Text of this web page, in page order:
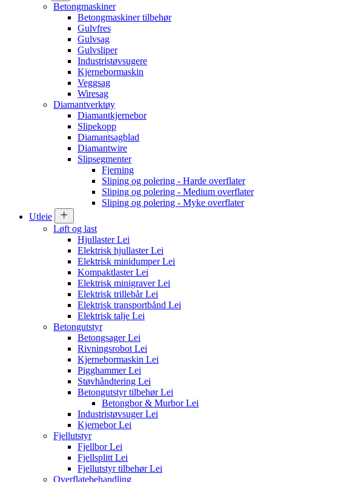
Betongmaskiner
Betongmaskiner tilbehør
Gulvfres
Gulvsag
Gulvsliper
Industristøvsugere
Kjernebormaskin
Veggsag
Wiresag
Diamantverktøy
Diamantkjernebor
Slipekopp
Diamantsagblad
Diamantwire
Slipsegmenter
Fjerning
Sliping og polering - Harde overflater
Sliping og polering - Medium overflater
Sliping og polering - Myke overflater
Utleie
Løft og last
HjullasterLei
Elektrisk hjullasterLei
Elektrisk minidumperLei
KompaktlasterLei
Elektrisk minigraverLei
Elektrisk trillebårLei
Elektrisk transportbånd Lei
Elektrisk talje Lei
Betongutstyr
BetongsagerLei
Rivningsrobot Lei
Kjernebormaskin Lei
PigghammerLei
Støvhåndtering Lei
Betongutstyr tilbehørLei
Betongbor & MurborLei
IndustristøvsugerLei
KjerneborLei
Fjellutstyr
FjellborLei
Fjellsplitt Lei
Fjellutstyr tilbehørLei
Overflatebehandling